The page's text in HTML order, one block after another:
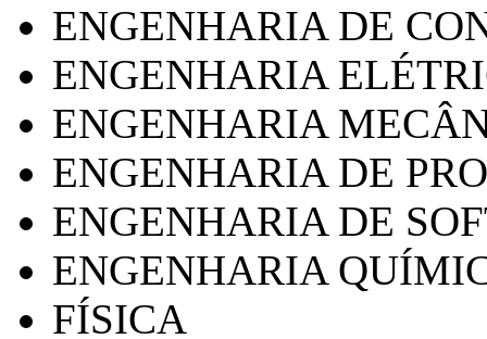
ENGENHARIA DE
ENGENHARIA
ENGENHARIA
ENGENHARIA DE
ENGENHARIA DE
ENGENHARIA
FÍSICA